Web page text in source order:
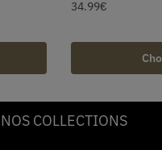
34.99€
NOS COLLECTIONS